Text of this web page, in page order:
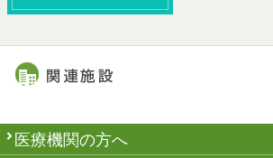
医療機関の方へ